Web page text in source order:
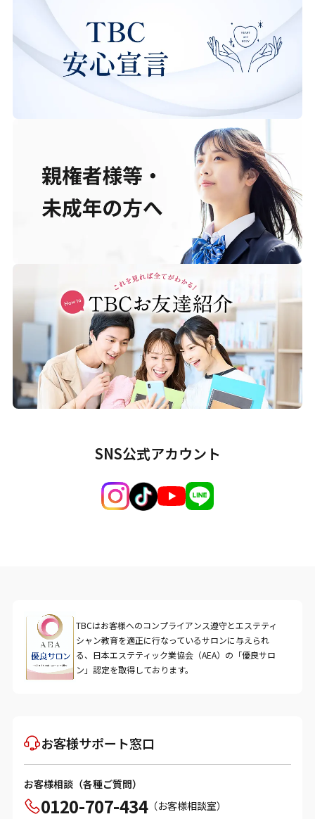
SNS公式アカウント
TBCはお客様へのコンプライアンス遵守とエステティ
シャン教育を適正に行なっているサロンに与えられ
る、日本エステティック業協会（AEA）の「優良サロ
ン」認定を取得しております。
お客様サポート窓口
お客様相談（各種ご質問）
0120-707-434（お客様相談室）